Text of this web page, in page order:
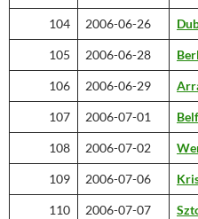
104 2006-06-26
105 2006-06-28
106 2006-06-29
107 2006-07-01
108 2006-07-02
109 2006-07-06
110 2006-07-07